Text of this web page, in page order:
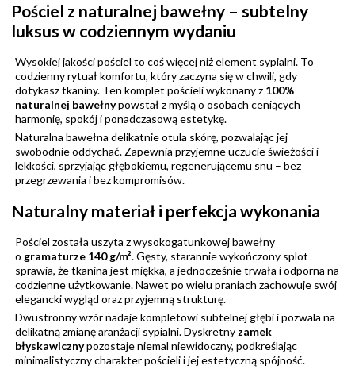
Pościel z naturalnej bawełny – subtelny
luksus w codziennym wydaniu
Wysokiej jakości pościel to coś więcej niż element sypialni. To
codzienny rytuał komfortu, który zaczyna się w chwili, gdy
dotykasz tkaniny. Ten komplet pościeli wykonany z 100%
naturalnej bawełnypowstał z myślą o osobach ceniących
harmonię, spokój i ponadczasową estetykę.
Naturalna bawełna delikatnie otula skórę, pozwalając jej
swobodnie oddychać. Zapewnia przyjemne uczucie świeżości i
lekkości, sprzyjając głębokiemu, regenerującemu snu – bez
przegrzewania i bez kompromisów.
Naturalny materiał i perfekcja wykonania
Pościel została uszyta z wysokogatunkowej bawełny
o gramaturze 140 g/m². Gęsty, starannie wykończony splot
sprawia, że tkanina jest miękka, a jednocześnie trwała i odporna na
codzienne użytkowanie. Nawet po wielu praniach zachowuje swój
elegancki wygląd oraz przyjemną strukturę.
Dwustronny wzór nadaje kompletowi subtelnej głębi i pozwala na
delikatną zmianę aranżacji sypialni. Dyskretny zamek
błyskawicznypozostaje niemal niewidoczny, podkreślając
minimalistyczny charakter pościeli i jej estetyczną spójność.